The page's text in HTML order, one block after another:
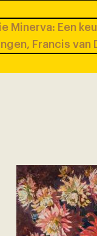
Minerva: Een
Francis van